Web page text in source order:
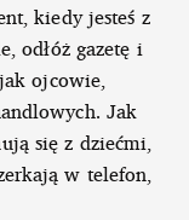
kiedy jesteś z
odłóż gazetę i
ojcowie,
Jak
się z dziećmi,
w telefon,